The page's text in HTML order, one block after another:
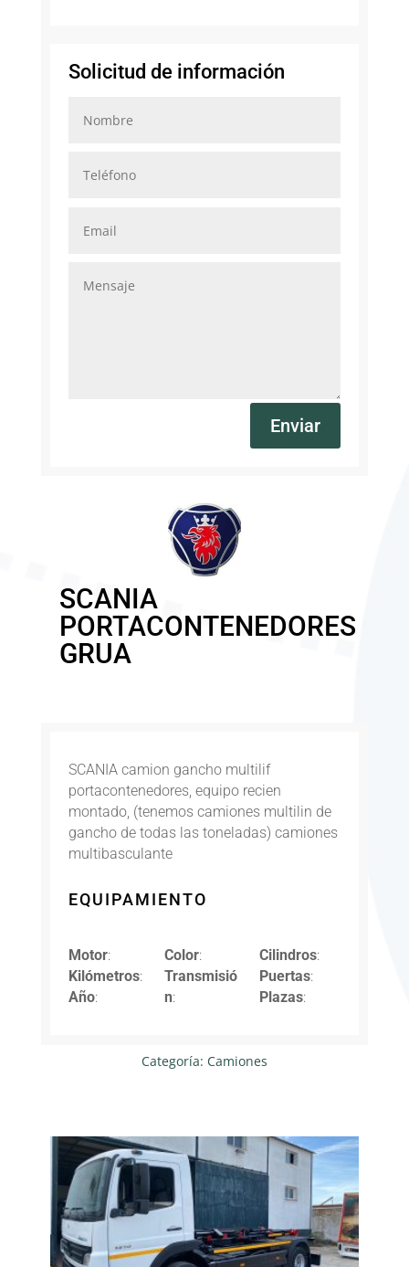
Solicitud de información
Enviar
SCANIA
PORTACONTENEDORES
GRUA
SCANIA camion gancho multilif
portacontenedores, equipo recien
montado, (tenemos camiones multilin de
gancho de todas las toneladas) camiones
multibasculante
EQUIPAMIENTO
Motor:
Kilómetros:
Año:
Color:
Transmisió
n:
Cilindros:
Puertas:
Plazas:
Categoría: Camiones